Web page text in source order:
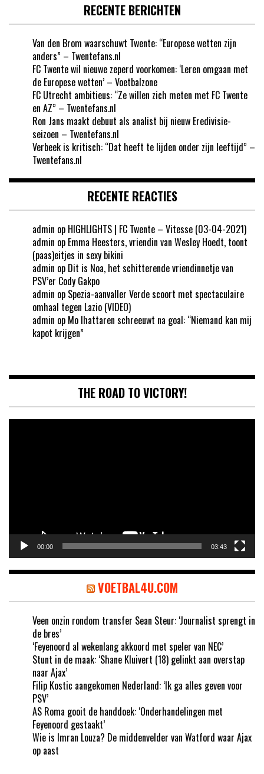
RECENTE BERICHTEN
Van den Brom waarschuwt Twente: “Europese wetten zijn
anders” – Twentefans.nl
FC Twente wil nieuwe zeperd voorkomen: ‘Leren omgaan met
de Europese wetten’ – Voetbalzone
FC Utrecht ambitieus: “Ze willen zich meten met FC Twente
en AZ” – Twentefans.nl
Ron Jans maakt debuut als analist bij nieuw Eredivisie-
seizoen – Twentefans.nl
Verbeek is kritisch: “Dat heeft te lijden onder zijn leeftijd” –
Twentefans.nl
RECENTE REACTIES
admin op HIGHLIGHTS | FC Twente – Vitesse (03-04-2021)
admin op Emma Heesters, vriendin van Wesley Hoedt, toont
(paas)eitjes in sexy bikini
admin op Dit is Noa, het schitterende vriendinnetje van
PSV’er Cody Gakpo
admin op Spezia-aanvaller Verde scoort met spectaculaire
omhaal tegen Lazio (VIDEO)
admin op Mo Ihattaren schreeuwt na goal: “Niemand kan mij
kapot krijgen”
THE ROAD TO VICTORY!
00:00 03:43
VOETBAL4U.COM
Veen onzin rondom transfer Sean Steur: ‘Journalist sprengt in
de bres’
‘Feyenoord al wekenlang akkoord met speler van NEC’
Stunt in de maak: ‘Shane Kluivert (18) gelinkt aan overstap
naar Ajax’
Filip Kostic aangekomen Nederland: ‘Ik ga alles geven voor
PSV’
AS Roma gooit de handdoek: ‘Onderhandelingen met
Feyenoord gestaakt’
Wie is Imran Louza? De middenvelder van Watford waar Ajax
op aast